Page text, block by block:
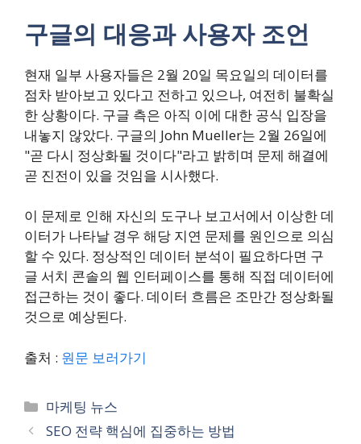
구글의 대응과 사용자 조언
현재 일부 사용자들은 2월 20일 목요일의 데이터를
점차 받아보고 있다고 전하고 있으나, 여전히 불확실
한 상황이다. 구글 측은 아직 이에 대한 공식 입장을
내놓지 않았다. 구글의 John Mueller는 2월 26일에
"곧 다시 정상화될 것이다"라고 밝히며 문제 해결에
곧 진전이 있을 것임을 시사했다.
이 문제로 인해 자신의 도구나 보고서에서 이상한 데
이터가 나타날 경우 해당 지연 문제를 원인으로 의심
할 수 있다. 정상적인 데이터 분석이 필요하다면 구
글 서치 콘솔의 웹 인터페이스를 통해 직접 데이터에
접근하는 것이 좋다. 데이터 흐름은 조만간 정상화될
것으로 예상된다.
출처 : 원문 보러가기
Categories
마케팅 뉴스
SEO 전략 핵심에 집중하는 방법